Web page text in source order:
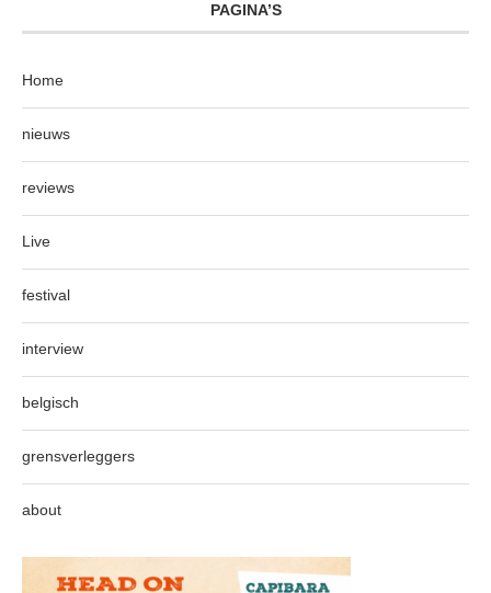
PAGINA’S
Home
nieuws
reviews
Live
festival
interview
belgisch
grensverleggers
about